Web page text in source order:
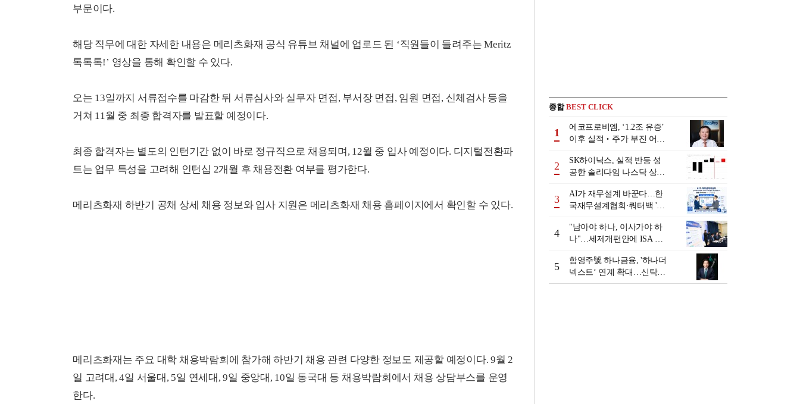
부문이다.
해당 직무에 대한 자세한 내용은 메리츠화재 공식 유튜브 채널에 업로드 된 ‘직원들이 들려주는 Meritz
톡톡톡!’ 영상을 통해 확인할 수 있다.
오는 13일까지 서류접수를 마감한 뒤 서류심사와 실무자 면접, 부서장 면접, 임원 면접, 신체검사 등을
거쳐 11월 중 최종 합격자를 발표할 예정이다.
최종 합격자는 별도의 인턴기간 없이 바로 정규직으로 채용되며, 12월 중 입사 예정이다. 디지털전환파
트는 업무 특성을 고려해 인턴십 2개월 후 채용전환 여부를 평가한다.
메리츠화재 하반기 공채 상세 채용 정보와 입사 지원은 메리츠화재 채용 홈페이지에서 확인할 수 있다.
메리츠화재는 주요 대학 채용박람회에 참가해 하반기 채용 관련 다양한 정보도 제공할 예정이다. 9월 2
일 고려대, 4일 서울대, 5일 연세대, 9일 중앙대, 10일 동국대 등 채용박람회에서 채용 상담부스를 운영
한다.
종합BEST CLICK
1
에코프로비엠, ‘1.2조 유증’
이후 실적‧주가 부진 어쩌
2
SK하이닉스, 실적 반등 성
공한 솔리다임 나스닥 상장
3
AI가 재무설계 바꾼다…한
국재무설계협회·쿼터백 '베
4
"남아야 하나, 이사가야 하
나"…세제개편안에 ISA 투
5
함영주號 하나금융, '하나더
넥스트‘ 연계 확대…신탁수
수료 2배 증가 효과 [금융 시